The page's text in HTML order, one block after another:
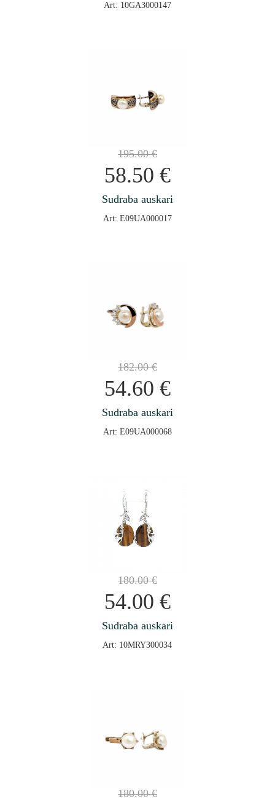
Art: 10GA3000147
195.00€
58.50 €
Sudraba auskari
Art: E09UA000017
182.00€
54.60 €
Sudraba auskari
Art: E09UA000068
180.00€
54.00 €
Sudraba auskari
Art: 10MRY300034
180.00€